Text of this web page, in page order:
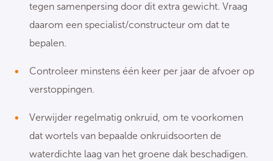
tegen samenpersing door dit extra gewicht. Vraag
daarom een specialist/constructeur om dat te
bepalen.
Controleer minstens één keer per jaar de afvoer op
verstoppingen.
Verwijder regelmatig onkruid, om te voorkomen
dat wortels van bepaalde onkruidsoorten de
waterdichte laag van het groene dak beschadigen.